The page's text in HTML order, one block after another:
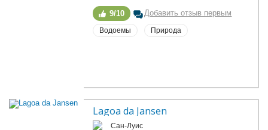
9/10 Добавить отзыв первым
Водоемы Природа
Lagoa da Jansen
Сан-Луис